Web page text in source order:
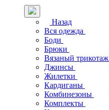
Назад
Вся одежда
Боди
Брюки
Вязаный трикотаж
Джинсы
Жилетки
Кардиганы
Комбинезоны
Комплекты